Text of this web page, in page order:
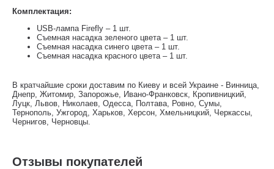
Комплектация:
USB-лампа Firefly – 1 шт.
Съемная насадка зеленого цвета – 1 шт.
Съемная насадка синего цвета – 1 шт.
Съемная насадка красного цвета – 1 шт.
В кратчайшие сроки доставим по Киеву и всей Украине - Винница,
Днепр, Житомир, Запорожье, Ивано-Франковск, Кропивницкий,
Луцк, Львов, Николаев, Одесса, Полтава, Ровно, Сумы,
Тернополь, Ужгород, Харьков, Херсон, Хмельницкий, Черкассы,
Чернигов, Черновцы.
Отзывы покупателей